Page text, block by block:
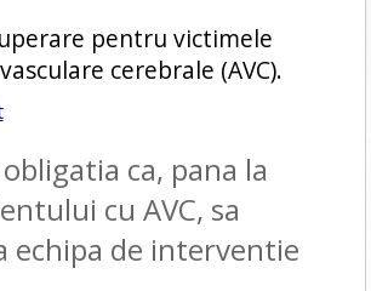
pentru victimele
cerebrale (AVC).
ca, pana la
cu AVC, sa
echipa de interventie